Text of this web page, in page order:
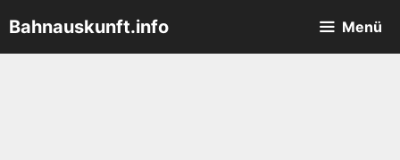
Inhalt
springen
Bahnauskunft.info Menü